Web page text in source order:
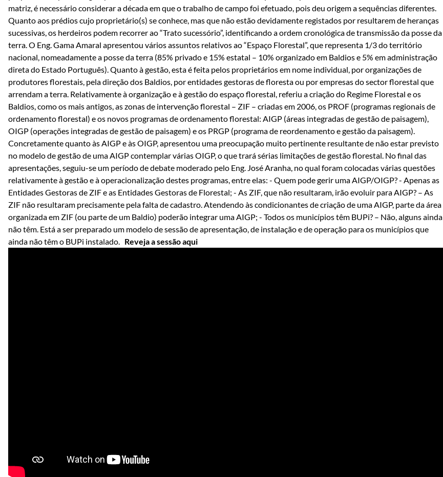
matriz, é necessário considerar a década em que o trabalho de campo foi efetuado, pois deu origem a sequências diferentes.
Quanto aos prédios cujo proprietário(s) se conhece, mas que não estão devidamente registados por resultarem de heranças
sucessivas, os herdeiros podem recorrer ao “Trato sucessório”, identificando a ordem cronológica de transmissão da posse da
terra. O Eng. Gama Amaral apresentou vários assuntos relativos ao “Espaço Florestal”, que representa 1/3 do território
nacional, nomeadamente a posse da terra (85% privado e 15% estatal – 10% organizado em Baldios e 5% em administração
direta do Estado Português). Quanto à gestão, esta é feita pelos proprietários em nome individual, por organizações de
produtores florestais, pela direção dos Baldios, por entidades gestoras de floresta ou por empresas do sector florestal que
arrendam a terra. Relativamente à organização e à gestão do espaço florestal, referiu a criação do Regime Florestal e os
Baldios, como os mais antigos, as zonas de intervenção florestal – ZIF – criadas em 2006, os PROF (programas regionais de
ordenamento florestal) e os novos programas de ordenamento florestal: AIGP (áreas integradas de gestão de paisagem),
OIGP (operações integradas de gestão de paisagem) e os PRGP (programa de reordenamento e gestão da paisagem).
Concretamente quanto às AIGP e às OIGP, apresentou uma preocupação muito pertinente resultante de não estar previsto
no modelo de gestão de uma AIGP contemplar várias OIGP, o que trará sérias limitações de gestão florestal. No final das
apresentações, seguiu-se um período de debate moderado pelo Eng. José Aranha, no qual foram colocadas várias questões
relativamente à gestão e à operacionalização destes programas, entre elas: - Quem pode gerir uma AIGP/OIGP? - Apenas as
Entidades Gestoras de ZIF e as Entidades Gestoras de Florestal; - As ZIF, que não resultaram, irão evoluir para AIGP? – As
ZIF não resultaram precisamente pela falta de cadastro. Atendendo às condicionantes de criação de uma AIGP, parte da área
organizada em ZIF (ou parte de um Baldio) poderão integrar uma AIGP; - Todos os municípios têm BUPi? – Não, alguns ainda
não têm. Está a ser preparado um modelo de sessão de apresentação, de instalação e de operação para os municípios que
ainda não têm o BUPi instalado. Reveja a sessão aqui